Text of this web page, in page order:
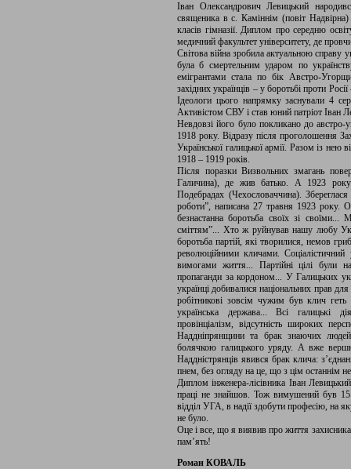
Іван Олександрович Левицький
священика в с. Каміннім (повіт
класів гімназії. Диплом про середню
медичний факультет університету, де
Світова війна зробила актуальною справу
була б смертельним ударом по
емігрантами стала по бік Австро-
західних українців – у боротьбі проти
Ідеологи цього напрямку заснували 4
Активістом СВУ і став юний патріот Іван
Невдовзі його було покликано до австро-
1918 року. Відразу після проголошення
Української галицької армії. Разом із нею
1918 – 1919 років.
Після поразки Визвольних змагань
Галичина), де жив батько. А 1923 року
Подебрадах (Чехословаччина).
роботи”, написана 27 травня 1923 року.
безнастанна боротьба своїх зі
сміттям”... Хто ж руйнував нашу любу
боротьба партій, які творилися, немов
революційними кличами.
вимогами життя... Партійні цілі були
пропаганди за кордоном... У Галицьких
українці добивалися національних прав
робітникові зовсім чужим був клич
українська держава... Всі галицькі
провінціалізм, відсутність широких
Наддніпрянщини та брак знаючих
болячкою галицького уряду. А вже
Наддністрянців явився брак клича:
пнем, без огляду на це, що з цім останнім
Диплом інженера-лісівника Іван
праці не знайшов. Тож вимушений був
відділ УГА, в надії здобути професію, на
не було.
Оце і все, що я виявив про життя
пам’ять!
Роман КОВАЛЬ